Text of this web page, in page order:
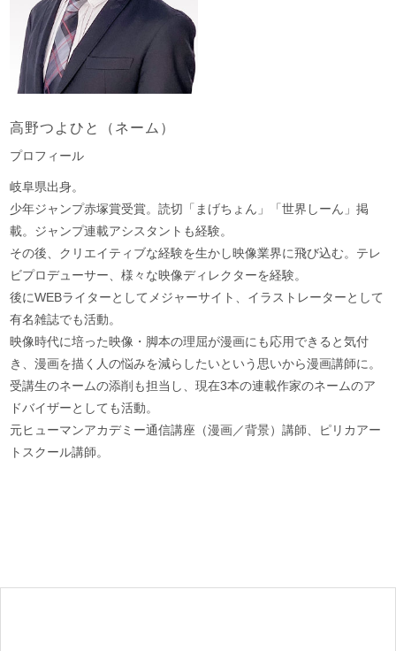
高野つよひと（ネーム）
プロフィール
岐阜県出身。
少年ジャンプ赤塚賞受賞。読切「まげちょん」「世界しーん」掲
載。ジャンプ連載アシスタントも経験。
その後、クリエイティブな経験を生かし映像業界に飛び込む。テレ
ビプロデューサー、様々な映像ディレクターを経験。
後にWEBライターとしてメジャーサイト、イラストレーターとして
有名雑誌でも活動。
映像時代に培った映像・脚本の理屈が漫画にも応用できると気付
き、漫画を描く人の悩みを減らしたいという思いから漫画講師に。
受講生のネームの添削も担当し、現在3本の連載作家のネームのア
ドバイザーとしても活動。
元ヒューマンアカデミー通信講座（漫画／背景）講師、ピリカアー
トスクール講師。